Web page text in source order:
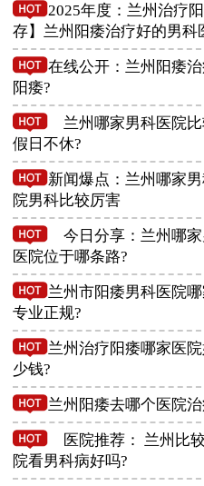
2025年度：兰州治疗
存】兰州阳痿治疗好的男科
在线公开：兰州阳痿
阳痿?
兰州哪家男科医院
假日不休?
新闻爆点：兰州哪家
院男科比较厉害
今日分享：兰州哪
医院位于哪条路?
兰州市阳痿男科医院
专业正规?
兰州治疗阳痿哪家医
少钱?
兰州阳痿去哪个医院
医院推荐： 兰州比
院看男科病好吗?